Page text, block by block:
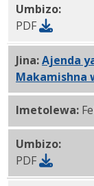
Umbizo:
PDF
Jina:Ajenda
Makamishna
Imetolewa:
Umbizo:
PDF